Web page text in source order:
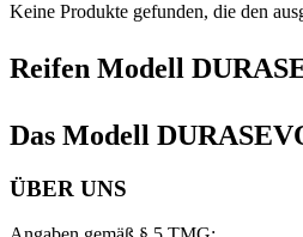
Keine Produkte gefunden, die den
Reifen Modell
Das Modell
ÜBER UNS